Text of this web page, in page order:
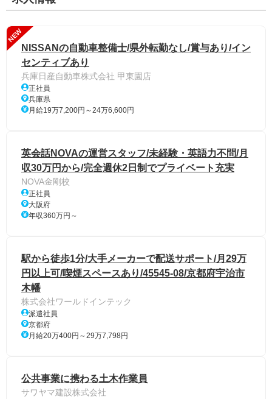
NEW
NISSANの自動車整備士/県外転勤なし/賞与あり/イン
センティブあり
兵庫日産自動車株式会社 甲東園店
正社員
兵庫県
月給19万7,200円～24万6,600円
英会話NOVAの運営スタッフ/未経験・英語力不問/月
収30万円から/完全週休2日制でプライベート充実
NOVA金剛校
正社員
大阪府
年収360万円～
駅から徒歩1分/大手メーカーで配送サポート/月29万
円以上可/喫煙スペースあり/45545-08/京都府宇治市
木幡
株式会社ワールドインテック
派遣社員
京都府
月給20万400円～29万7,798円
公共事業に携わる土木作業員
サワヤマ建設株式会社